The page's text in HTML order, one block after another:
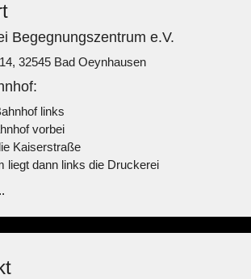
Begegnungszentrum e.V.
32545 Bad Oeynhausen
links
vorbei
Kaiserstraße
liegt dann links die Druckerei